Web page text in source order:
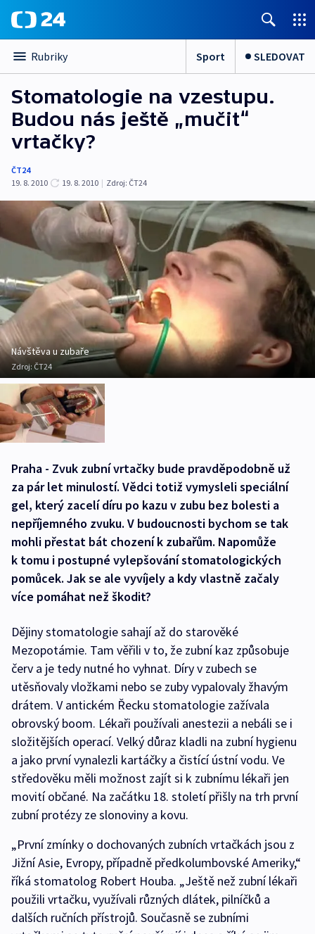
Rubriky Sport SLEDOVAT
Stomatologie na vzestupu.
Budou nás ještě „mučit“
vrtačky?
ČT24
19. 8. 2010
19. 8. 2010 | Zdroj: ČT24
Návštěva u zubaře
Zdroj: ČT24
Praha - Zvuk zubní vrtačky bude pravděpodobně už
za pár let minulostí. Vědci totiž vymysleli speciální
gel, který zacelí díru po kazu v zubu bez bolesti a
nepříjemného zvuku. V budoucnosti bychom se tak
mohli přestat bát chození k zubařům. Napomůže
k tomu i postupné vylepšování stomatologických
pomůcek. Jak se ale vyvíjely a kdy vlastně začaly
více pomáhat než škodit?
Dějiny stomatologie sahají až do starověké
Mezopotámie. Tam věřili v to, že zubní kaz způsobuje
červ a je tedy nutné ho vyhnat. Díry v zubech se
utěsňovaly vložkami nebo se zuby vypalovaly žhavým
drátem. V antickém Řecku stomatologie zažívala
obrovský boom. Lékaři používali anestezii a nebáli se i
složitějších operací. Velký důraz kladli na zubní hygienu
a jako první vynalezli kartáčky a čistící ústní vodu. Ve
středověku měli možnost zajít si k zubnímu lékaři jen
movití občané. Na začátku 18. století přišly na trh první
zubní protézy ze slonoviny a kovu.
„První zmínky o dochovaných zubních vrtačkách jsou z
Jižní Asie, Evropy, případně předkolumbovské Ameriky,“
říká stomatolog Robert Houba. „Ještě než zubní lékaři
použili vrtačku, využívali různých dlátek, pilníčků a
dalších ručních přístrojů. Současně se zubními